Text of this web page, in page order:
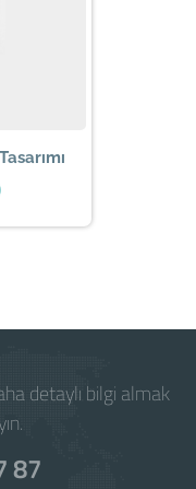
detaylı bilgi almak
87